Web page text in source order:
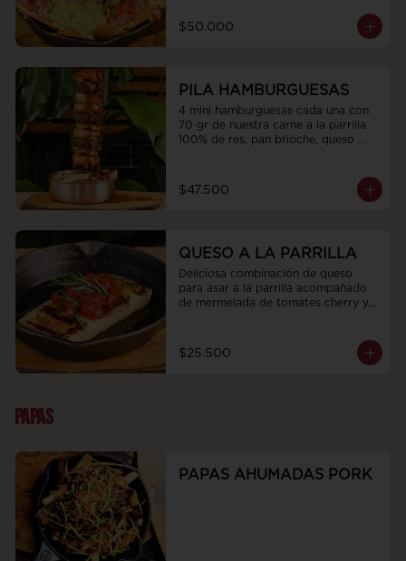
$50.000
PILA HAMBURGUESAS
4 mini hamburguesas cada una con
70 gr de nuestra carne a la parrilla
100% de res, pan brioche, queso
salsa de la casa de tu elección, bbq
demiglas con topping crocante de
$47.500
QUESO A LA PARRILLA
Deliciosa combinación de queso
para asar a la parrilla acompañado
de mermelada de tomates cherry y
$25.500
PAPAS
PAPAS AHUMADAS PORK